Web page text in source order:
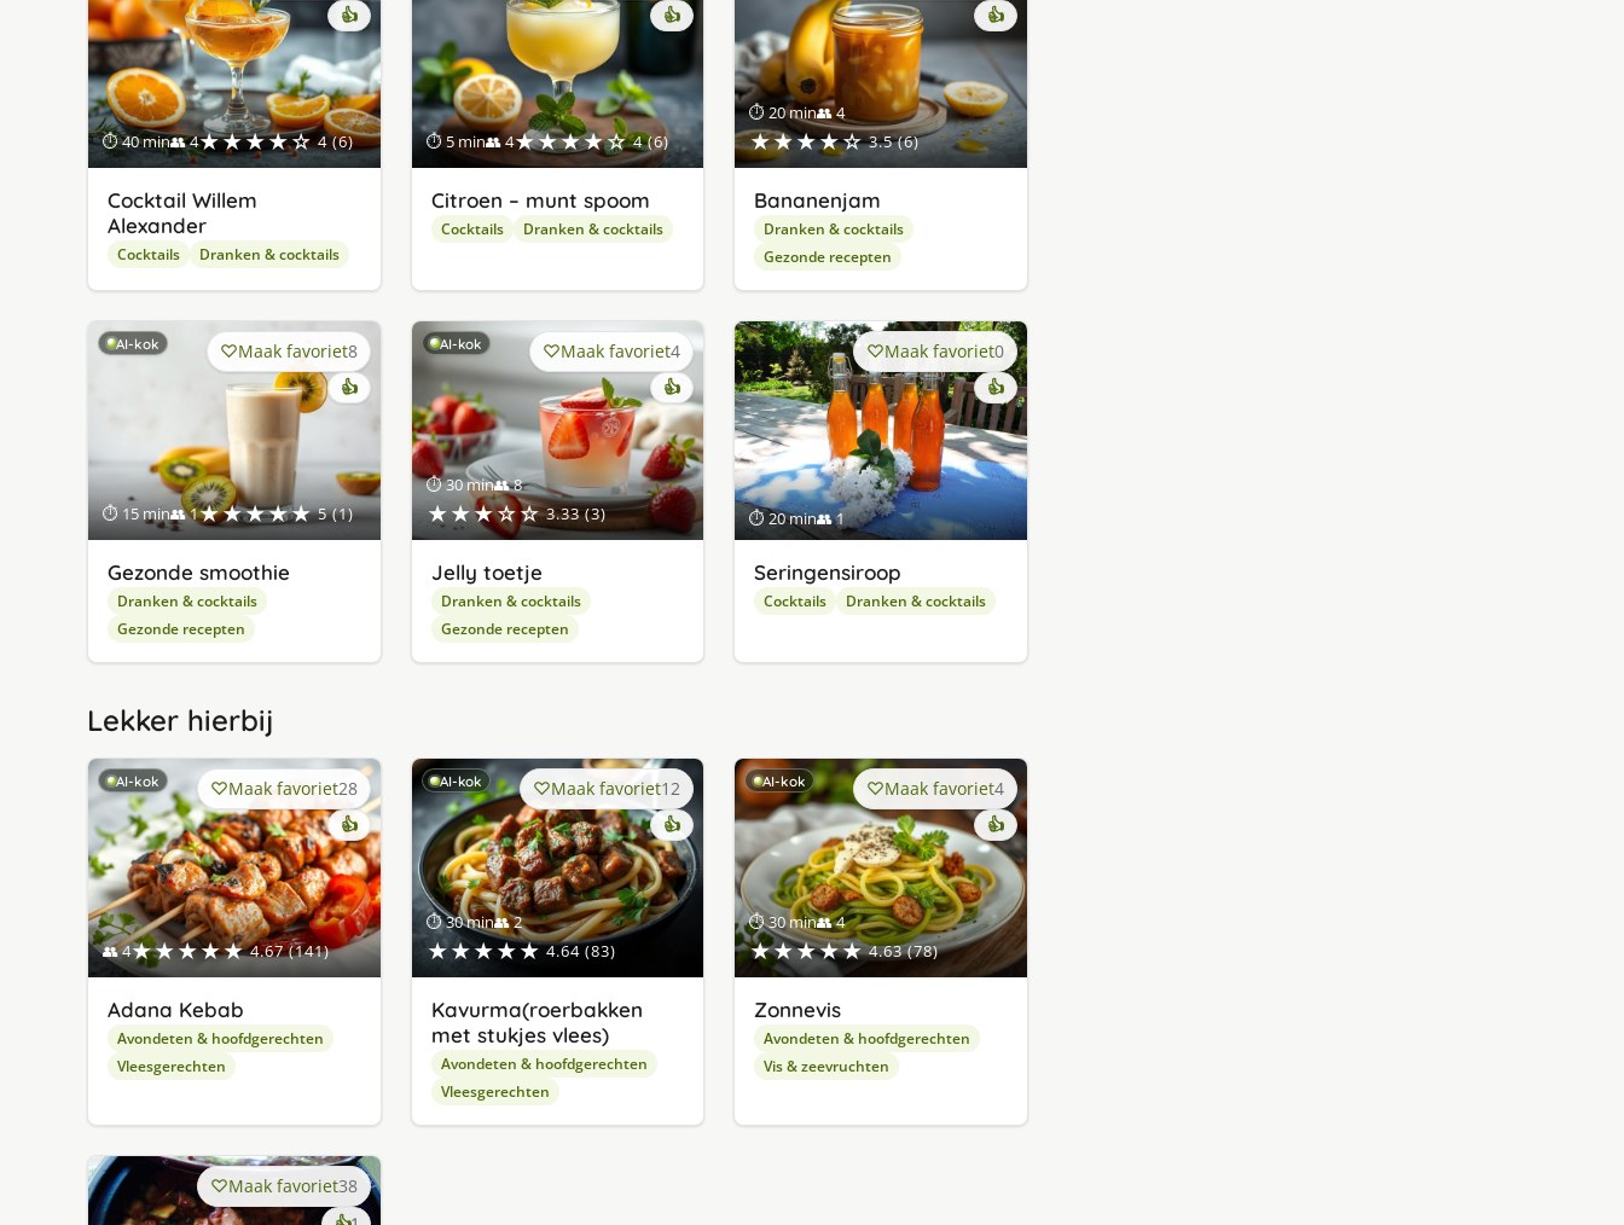
⏱ 40 min👥 4★★★★☆ 4 (6)
👍
Cocktail Willem
Alexander
Cocktails Dranken & cocktails
⏱ 5 min👥 4★★★★☆ 4 (6)
👍
Citroen – munt spoom
Cocktails Dranken & cocktails
⏱ 20 min👥 4
★★★★☆ 3.5 (6)
👍
Bananenjam
Dranken & cocktails
Gezonde recepten
AI-kok
⏱ 15 min👥 1★★★★★ 5 (1)
Maak favoriet8
👍
Gezonde smoothie
Dranken & cocktails
Gezonde recepten
AI-kok
⏱ 30 min👥 8
★★★☆☆ 3.33 (3)
Maak favoriet4
👍
Jelly toetje
Dranken & cocktails
Gezonde recepten
⏱ 20 min👥 1
Maak favoriet0
👍
Seringensiroop
Cocktails Dranken & cocktails
Lekker hierbij
AI-kok
👥 4★★★★★ 4.67 (141)
Maak favoriet28
👍
Adana Kebab
Avondeten & hoofdgerechten
Vleesgerechten
AI-kok
⏱ 30 min👥 2
★★★★★ 4.64 (83)
Maak favoriet12
👍
Kavurma(roerbakken
met stukjes vlees)
Avondeten & hoofdgerechten
Vleesgerechten
AI-kok
⏱ 30 min👥 4
★★★★★ 4.63 (78)
Maak favoriet4
👍
Zonnevis
Avondeten & hoofdgerechten
Vis & zeevruchten
Maak favoriet38